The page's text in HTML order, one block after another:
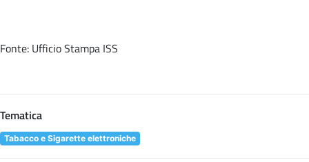
Fonte: Ufficio Stampa ISS
Tematica
Tabacco e Sigarette elettroniche